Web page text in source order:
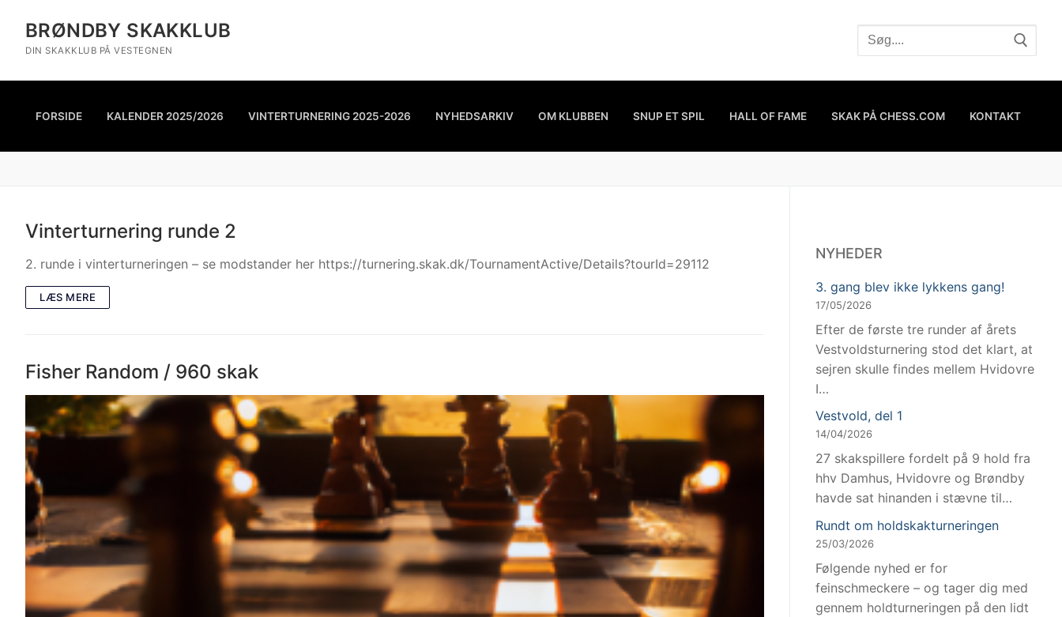
BRØNDBY SKAKKLUB
DIN SKAKKLUB PÅ VESTEGNEN
FORSIDE KALENDER 2025/2026 VINTERTURNERING 2025-2026 NYHEDSARKIV OM KLUBBEN SNUP ET SPIL HALL OF FAME SKAK PÅ CHESS.COM KONTAKT
Vinterturnering runde 2
2. runde i vinterturneringen – se modstander her https://turnering.skak.dk/TournamentActive/Details?tourId=29112
LÆS MERE
Fisher Random / 960 skak
NYHEDER
3. gang blev ikke lykkens gang!
17/05/2026
Efter de første tre runder af årets
Vestvoldsturnering stod det klart, at
sejren skulle findes mellem Hvidovre
I…
Vestvold, del 1
14/04/2026
27 skakspillere fordelt på 9 hold fra
hhv Damhus, Hvidovre og Brøndby
havde sat hinanden i stævne til…
Rundt om holdskakturneringen
25/03/2026
Følgende nyhed er for
feinschmeckere – og tager dig med
gennem holdturneringen på den lidt